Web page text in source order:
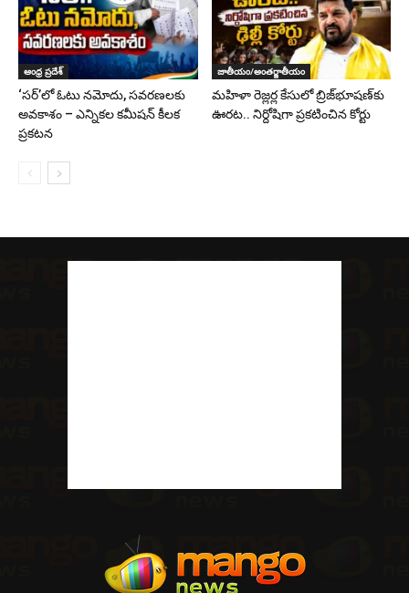
ఆంధ్ర ప్రదేశ్
‘సర్‌’లో ఓటు నమోదు, సవరణలకు
అవకాశం – ఎన్నికల కమీషన్ కీలక
ప్రకటన
జాతీయం/అంతర్జాతీయం
మహిళా రెజ్లర్ల కేసులో బ్రిజ్‌భూషణ్‌కు
ఊరట.. నిర్దోషిగా ప్రకటించిన కోర్టు